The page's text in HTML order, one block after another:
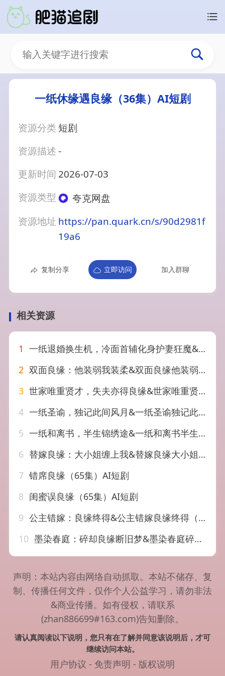
一纸休缘遇良缘（36集）AI短剧
资源分类 短剧
资源描述-
更新时间 2026-07-03
资源类型
夸克网盘
资源地址 https://pan.quark.cn/s/90d2981f
19a6
复制分享 立即访问 加入群聊
相关资源
1 一纸退婚换生机，冷面首辅化身护妻狂魔&一纸退婚换生机冷面首辅化身护妻狂魔（50集）AI短剧
2 双面良缘：他装弱我装柔&双面良缘他装弱我装柔（65集）AI短剧
3 世家唯重贤才，失夫亦得良缘&世家唯重贤才失夫亦得良缘（34集）AI短剧
4 一纸圣谕，独记此间风月&一纸圣谕独记此间风月（56集）AI短剧
5 一纸和离书，半生锦绣途&一纸和离书半生锦绣途（37集）AI短剧
6 替嫁良缘：大小姐缠上我&替嫁良缘大小姐缠上我（76集）AI短剧
7 错席良缘（65集）AI短剧
8 闺蜜误良缘（65集）AI短剧
9 公主错嫁：良缘终得&公主错嫁良缘终得（54集）AI短剧
10 墨染春庭：碎却良缘断旧梦&墨染春庭碎却良缘断旧梦（50集）AI短剧
声明：本站内容由网络自动抓取。本站不储存、复
制、传播任何文件，仅作个人公益学习，请勿非法
&商业传播。如有侵权，请联系
(zhan886699#163.com)告知删除。
请认真阅读以下说明，您只有在了解并同意该说明后，才可
继续访问本站。
用户协议 - 免责声明 - 版权说明